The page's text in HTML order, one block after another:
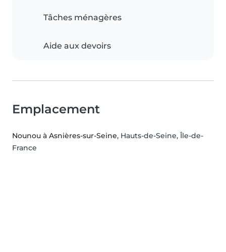
Tâches ménagères
Aide aux devoirs
Emplacement
Nounou à Asnières-sur-Seine, Hauts-de-Seine, Île-de-
France